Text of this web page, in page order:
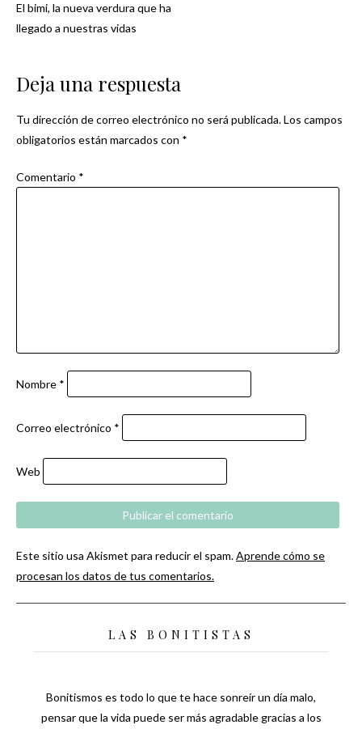
Navegación
El bimi, la nueva verdura que ha
llegado a nuestras vidas
Deja una respuesta
Tu dirección de correo electrónico no será publicada.Los campos
obligatorios están marcados con *
Comentario *
Nombre *
Correo electrónico *
Web
Este sitio usa Akismet para reducir el spam.Aprende cómo se
procesan los datos de tus comentarios.
LAS BONITISTAS
Bonitismos es todo lo que te hace sonreír un día malo,
pensar que la vida puede ser más agradable gracias a los